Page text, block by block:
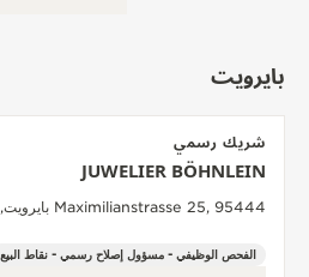
بايرويت
شريك رسمي
JUWELIER BÖHNLEIN
Maximilianstrasse 25, 95444 بايرويت, ألمانيا
الفحص الوظيفي - مسؤول إصلاح رسمي - نقاط البيع